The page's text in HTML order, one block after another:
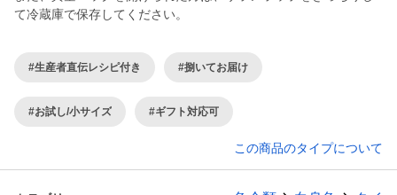
て冷蔵庫で保存してください。
#生産者直伝レシピ付き #捌いてお届け
#お試し/小サイズ #ギフト対応可
この商品のタイプについて